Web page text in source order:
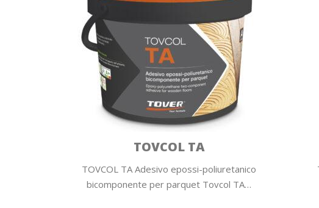
TOVCOL TA
TOVCOL TA Adesivo epossi-poliuretanico
bicomponente per parquet Tovcol TA…